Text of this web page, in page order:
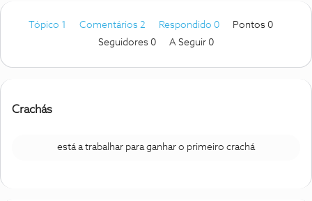
Tópico 1 Comentários 2 Respondido 0
Pontos 0
Seguidores 0 A Seguir 0
Crachás
está a trabalhar para ganhar o primeiro crachá